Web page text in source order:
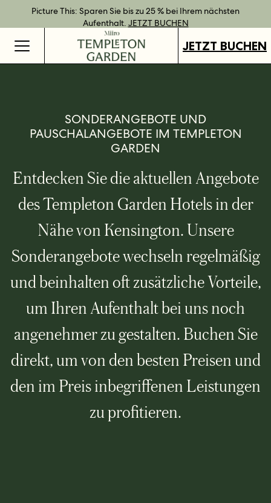
Picture This: Sparen Sie bis zu 25 % bei Ihrem nächsten
Aufenthalt. JETZT BUCHEN
Direkt buchen und Vorteile mit unseren flexiblen Tarifen
genießen.MEHR ERFAHREN
Geschenkgutscheine jetzt an all unseren Standorten verfügbar.
GUTSCHEINE KAUFEN
Bestpreisgarantie bei Direktbuchung.JETZT BUCHEN
JETZT BUCHEN
SONDERANGEBOTE UND
PAUSCHALANGEBOTE IM TEMPLETON
GARDEN
Entdecken Sie die aktuellen Angebote
des Templeton Garden Hotels in der
Nähe von Kensington. Unsere
Sonderangebote wechseln regelmäßig
und beinhalten oft zusätzliche Vorteile,
um Ihren Aufenthalt bei uns noch
angenehmer zu gestalten. Buchen Sie
direkt, um von den besten Preisen und
den im Preis inbegriffenen Leistungen
zu profitieren.